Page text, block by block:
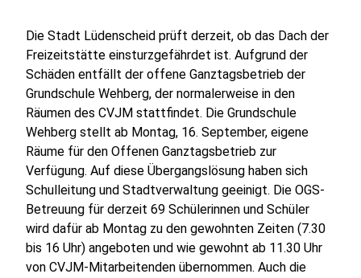
Die Stadt Lüdenscheid prüft derzeit, ob das Dach der
Freizeitstätte einsturzgefährdet ist. Aufgrund der
Schäden entfällt der offene Ganztagsbetrieb der
Grundschule Wehberg, der normalerweise in den
Räumen des CVJM stattfindet. Die Grundschule
Wehberg stellt ab Montag, 16. September, eigene
Räume für den Offenen Ganztagsbetrieb zur
Verfügung. Auf diese Übergangslösung haben sich
Schulleitung und Stadtverwaltung geeinigt. Die OGS-
Betreuung für derzeit 69 Schülerinnen und Schüler
wird dafür ab Montag zu den gewohnten Zeiten (7.30
bis 16 Uhr) angeboten und wie gewohnt ab 11.30 Uhr
von CVJM-Mitarbeitenden übernommen. Auch die